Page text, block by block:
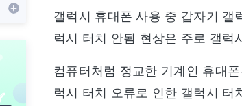
갤럭시 휴대폰 사용 중 갑자기 갤
럭시 터치 안됨 현상은 주로 갤럭
컴퓨터처럼 정교한 기계인 휴대
럭시 터치 오류로 인한 갤럭시